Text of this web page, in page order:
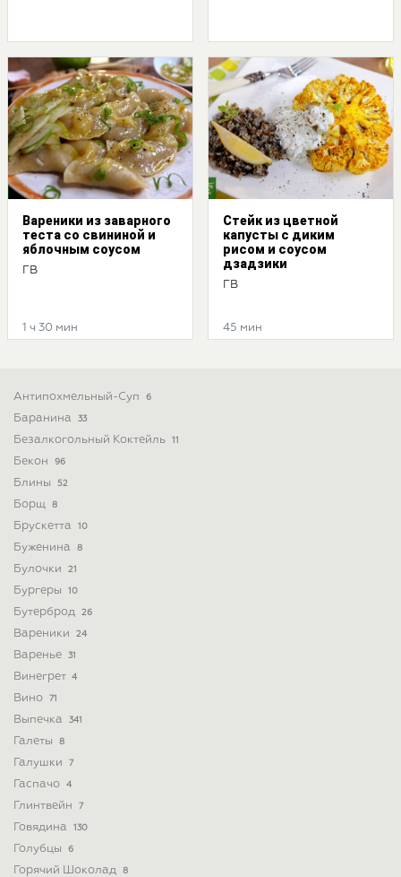
Вареники из заварного
теста со свининой и
яблочным соусом
ГВ
1 ч 30 мин
Стейк из цветной
капусты с диким
рисом и соусом
дзадзики
ГВ
45 мин
Антипохмельный-Суп 6
Баранина 33
Безалкогольный Коктейль 11
Бекон 96
Блины 52
Борщ 8
Брускетта 10
Буженина 8
Булочки 21
Бургеры 10
Бутерброд 26
Вареники 24
Варенье 31
Винегрет 4
Вино 71
Выпечка 341
Галеты 8
Галушки 7
Гаспачо 4
Глинтвейн 7
Говядина 130
Голубцы 6
Горячий Шоколад 8